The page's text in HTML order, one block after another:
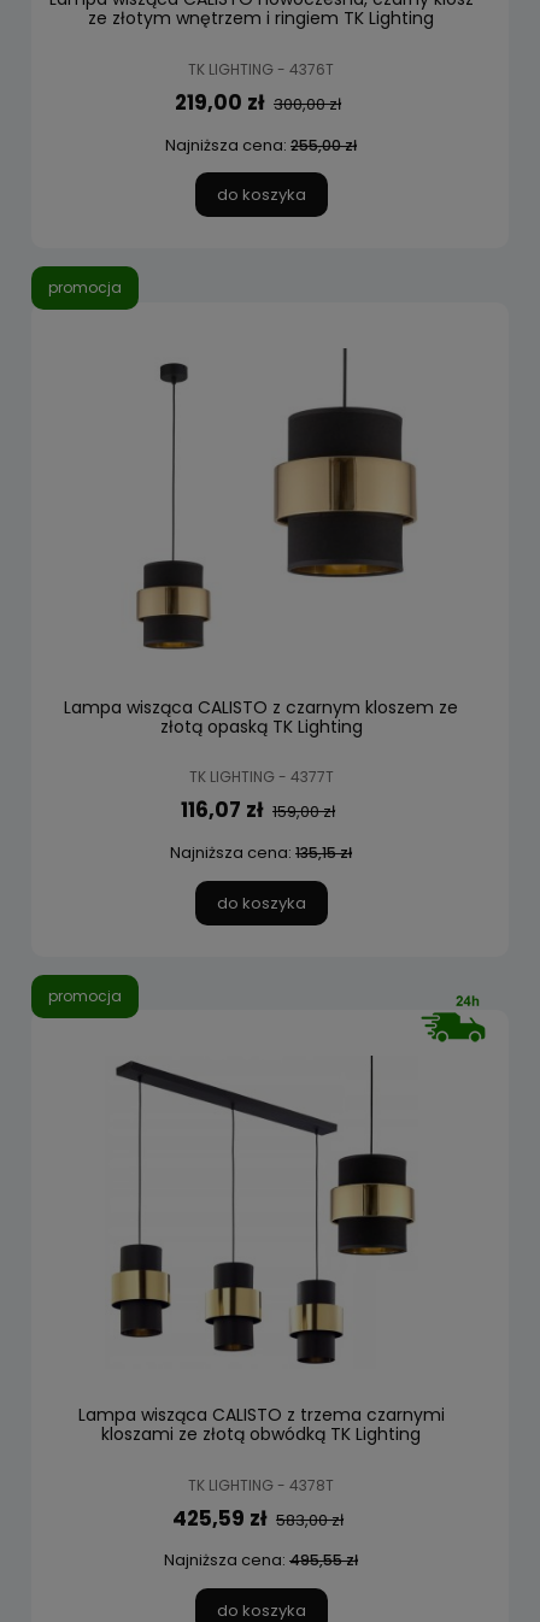
ze złotym wnętrzem i ringiem TK Lighting
TK LIGHTING - 4376T
219,00 zł 300,00 zł
Najniższa cena: 255,00 zł
do koszyka
Lampa wisząca CALISTO z czarnym kloszem ze
złotą opaską TK Lighting
TK LIGHTING - 4377T
116,07 zł 159,00 zł
Najniższa cena: 135,15 zł
do koszyka
promocja
Lampa wisząca CALISTO z trzema czarnymi
kloszami ze złotą obwódką TK Lighting
TK LIGHTING - 4378T
425,59 zł 583,00 zł
Najniższa cena: 495,55 zł
do koszyka
promocja